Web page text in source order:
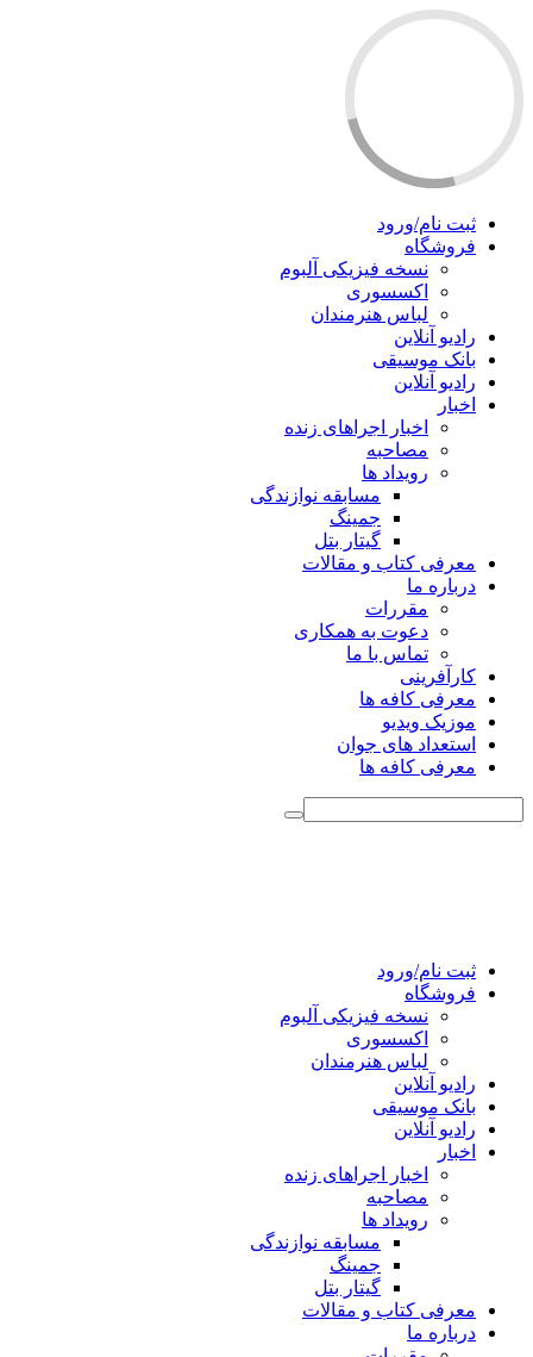
ثبت نام/ورود
فروشگاه
نسخه فیزیکی آلبوم
اکسسوری
لباس هنرمندان
رادیو آنلاین
بانک موسیقی
رادیو آنلاین
اخبار
اخبار اجراهای زنده
مصاحبه
رویداد ها
مسابقه نوازندگی
جمینگ
گیتار بتل
معرفی کتاب و مقالات
درباره ما
مقررات
دعوت به همکاری
تماس با ما
کارآفرینی
معرفی کافه ها
موزیک ویدیو
استعداد های جوان
معرفی کافه ها
ثبت نام/ورود
فروشگاه
نسخه فیزیکی آلبوم
اکسسوری
لباس هنرمندان
رادیو آنلاین
بانک موسیقی
رادیو آنلاین
اخبار
اخبار اجراهای زنده
مصاحبه
رویداد ها
مسابقه نوازندگی
جمینگ
گیتار بتل
معرفی کتاب و مقالات
درباره ما